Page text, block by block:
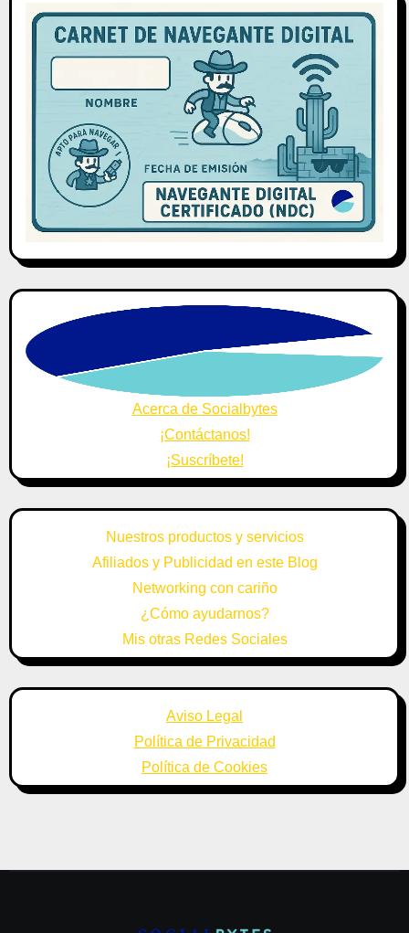
Acerca de Socialbytes
¡Contáctanos!
¡Suscríbete!
Nuestros productos y servicios
Afiliados y Publicidad en este Blog
Networking con cariño
¿Cómo ayudarnos?
Mis otras Redes Sociales
Aviso Legal
Política de Privacidad
Política de Cookies